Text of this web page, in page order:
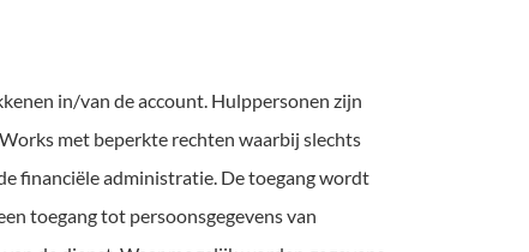
in/van de account. Hulppersonen zijn
met beperkte rechten waarbij slechts
financiële administratie. De toegang wordt
toegang tot persoonsgegevens van